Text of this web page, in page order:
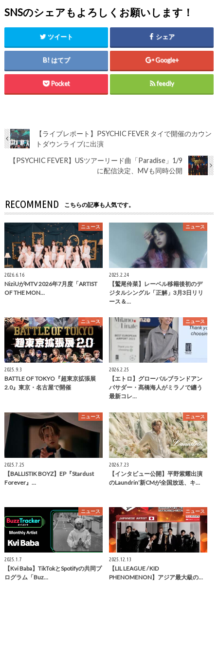
SNSのシェアもよろしくお願いします！
ツイート シェア
はてブ Google+
Pocket feedly
【ライブレポート】PSYCHIC FEVER タイで開催のカウン
トダウンライブに出演
【PSYCHIC FEVER】USツアーリード曲「Paradise」1/9
に配信決定、MVも同時公開
RECOMMEND こちらの記事も人気です。
ニュース
2026.6.16
NiziUがMTV 2026年7月度「ARTIST
OF THE MON…
ニュース
2025.2.24
【鷲尾伶菜】レーベル移籍後初のデ
ジタルシングル「正解」3月3日リリ
ース＆…
ニュース
2025.9.3
BATTLE OF TOKYO『超東京拡張展
2.0』東京・名古屋で開催
ニュース
2026.2.25
【エトロ】グローバルブランドアン
バサダー・髙橋海人がミラノで纏う
最新コレ…
ニュース
2025.7.25
【BALLISTIK BOYZ】EP『Stardust
Forever』…
ニュース
2026.7.23
【インタビュー公開】平野紫耀出演
のLaundrin’新CMが全国放送、キ…
ニュース
2025.1.7
【Kvi Baba】TikTokとSpotifyの共同プ
ログラム「Buz…
ニュース
2025.12.13
【LIL LEAGUE / KID
PHENOMENON】アジア最大級の…